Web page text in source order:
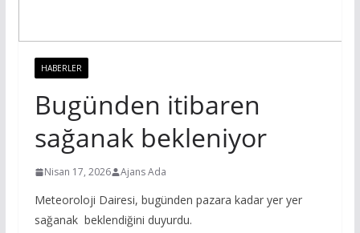
HABERLER
Bugünden itibaren
sağanak bekleniyor
Nisan 17, 2026 Ajans Ada
Meteoroloji Dairesi, bugünden pazara kadar yer yer
sağanak beklendiğini duyurdu.